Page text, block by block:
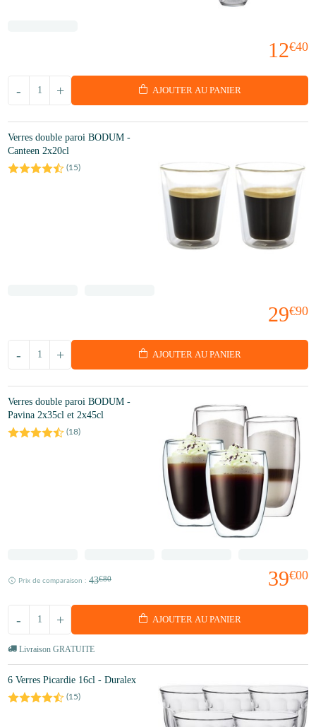
12€40
+
- AJOUTER AU PANIER
Verres double paroi BODUM -
Canteen 2x20cl
(15)
29€90
+
- AJOUTER AU PANIER
Verres double paroi BODUM -
Pavina 2x35cl et 2x45cl
(18)
39€00
Prix de comparaison : 43€80
+
- AJOUTER AU PANIER
Livraison GRATUITE
6 Verres Picardie 16cl - Duralex
(15)